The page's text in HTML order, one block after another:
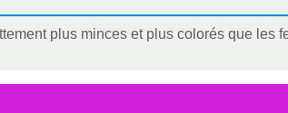
plus minces et plus colorés que